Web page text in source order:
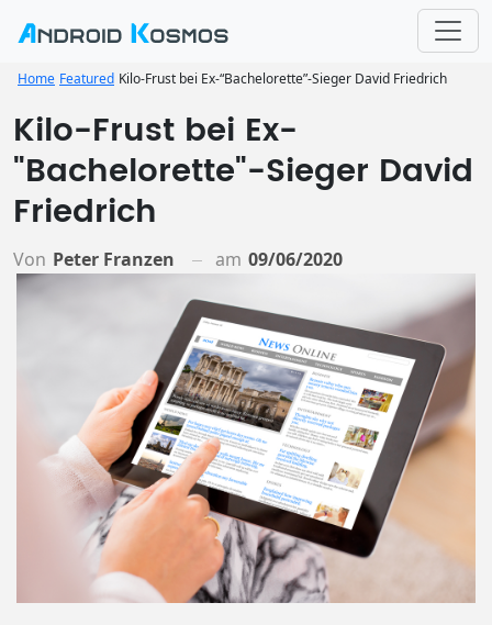
Home Featured Kilo-Frust bei Ex-“Bachelorette”-Sieger David Friedrich
Kilo-Frust bei Ex-
"Bachelorette"-Sieger David
Friedrich
Von Peter Franzen am 09/06/2020